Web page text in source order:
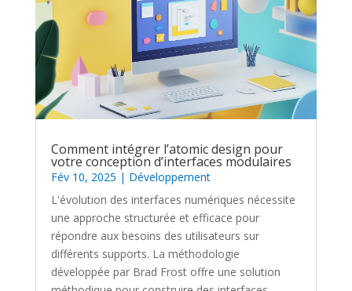
Comment intégrer l’atomic design pour
votre conception d’interfaces modulaires
Fév 10, 2025 | Développement
L'évolution des interfaces numériques nécessite
une approche structurée et efficace pour
répondre aux besoins des utilisateurs sur
différents supports. La méthodologie
développée par Brad Frost offre une solution